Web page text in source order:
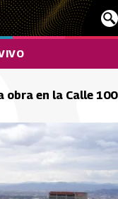
obra en la Calle 100